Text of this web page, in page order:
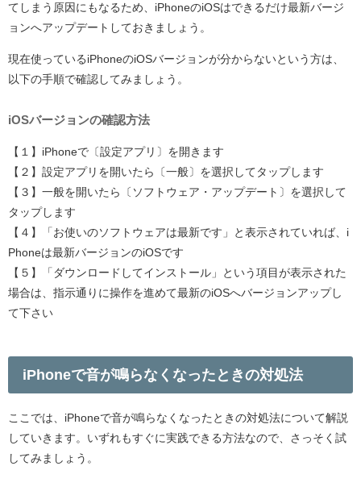
てしまう原因にもなるため、iPhoneのiOSはできるだけ最新バージ
ョンへアップデートしておきましょう。
現在使っているiPhoneのiOSバージョンが分からないという方は、
以下の手順で確認してみましょう。
iOSバージョンの確認方法
【１】iPhoneで〔設定アプリ〕を開きます
【２】設定アプリを開いたら〔一般〕を選択してタップします
【３】一般を開いたら〔ソフトウェア・アップデート〕を選択して
タップします
【４】「お使いのソフトウェアは最新です」と表示されていれば、i
Phoneは最新バージョンのiOSです
【５】「ダウンロードしてインストール」という項目が表示された
場合は、指示通りに操作を進めて最新のiOSへバージョンアップし
て下さい
iPhoneで音が鳴らなくなったときの対処法
ここでは、iPhoneで音が鳴らなくなったときの対処法について解説
していきます。いずれもすぐに実践できる方法なので、さっそく試
してみましょう。